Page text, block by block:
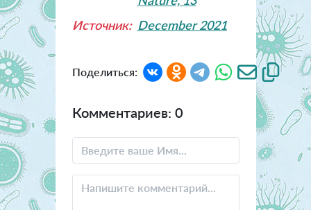
Источник: December 2021
Поделиться:
Комментариев: 0